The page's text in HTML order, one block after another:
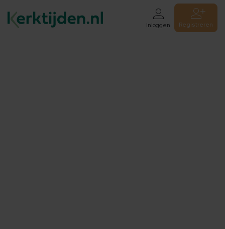
Inloggen Registreren